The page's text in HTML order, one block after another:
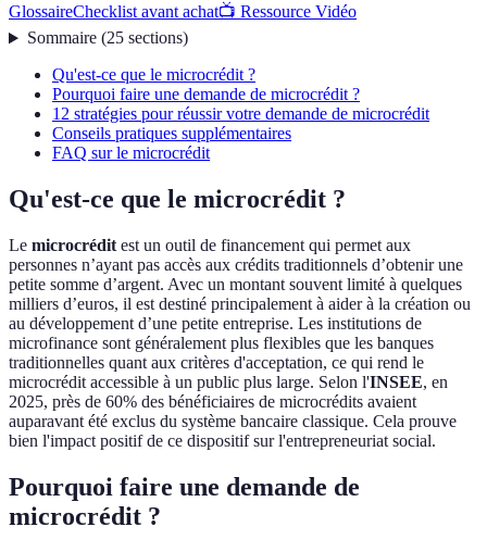
GlossaireChecklist avant achat📺 Ressource Vidéo
Sommaire(25 sections)
Qu'est-ce que le microcrédit ?
Pourquoi faire une demande de microcrédit ?
12 stratégies pour réussir votre demande de microcrédit
Conseils pratiques supplémentaires
FAQ sur le microcrédit
Qu'est-ce que le microcrédit ?
Le microcrédit est un outil de financement qui permet aux
personnes n’ayant pas accès aux crédits traditionnels d’obtenir une
petite somme d’argent. Avec un montant souvent limité à quelques
milliers d’euros, il est destiné principalement à aider à la création ou
au développement d’une petite entreprise. Les institutions de
microfinance sont généralement plus flexibles que les banques
traditionnelles quant aux critères d'acceptation, ce qui rend le
microcrédit accessible à un public plus large. Selon l'INSEE, en
2025, près de 60% des bénéficiaires de microcrédits avaient
auparavant été exclus du système bancaire classique. Cela prouve
bien l'impact positif de ce dispositif sur l'entrepreneuriat social.
Pourquoi faire une demande de
microcrédit ?